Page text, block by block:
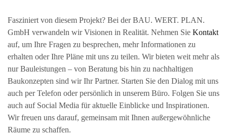
Fasziniert von diesem Projekt? Bei der BAU. WERT. PLAN.
GmbH verwandeln wir Visionen in Realität. Nehmen Sie Kontakt
auf, um Ihre Fragen zu besprechen, mehr Informationen zu
erhalten oder Ihre Pläne mit uns zu teilen. Wir bieten weit mehr als
nur Bauleistungen – von Beratung bis hin zu nachhaltigen
Baukonzepten sind wir Ihr Partner. Starten Sie den Dialog mit uns
auch per Telefon oder persönlich in unserem Büro. Folgen Sie uns
auch auf Social Media für aktuelle Einblicke und Inspirationen.
Wir freuen uns darauf, gemeinsam mit Ihnen außergewöhnliche
Räume zu schaffen.